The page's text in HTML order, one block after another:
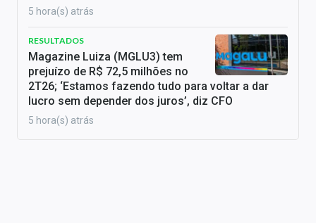
5 hora(s) atrás
RESULTADOS
Magazine Luiza (MGLU3) tem
prejuízo de R$ 72,5 milhões no
2T26; ‘Estamos fazendo tudo para voltar a dar
lucro sem depender dos juros’, diz CFO
5 hora(s) atrás